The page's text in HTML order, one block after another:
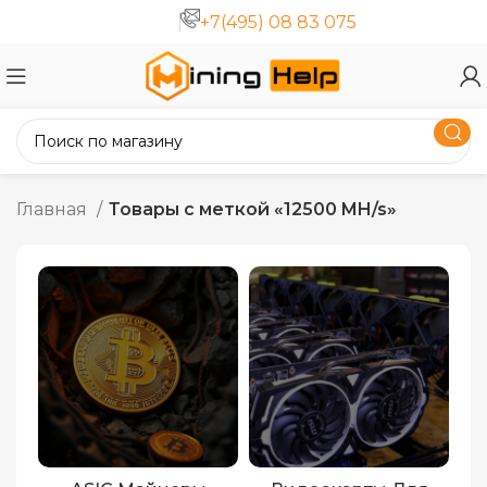
+7(495) 08 83 075
Главная Товары с меткой «12500 MH/s»